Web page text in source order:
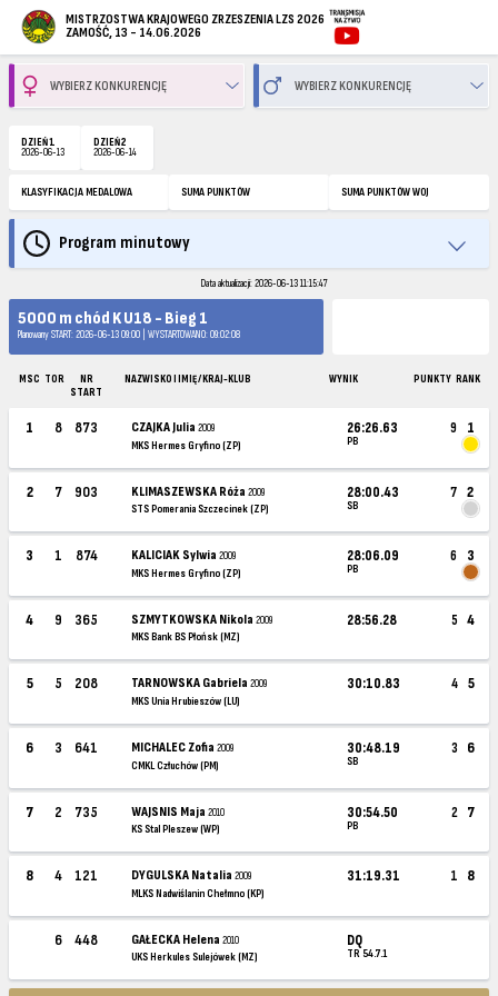
MISTRZOSTWA KRAJOWEGO ZRZESZENIA LZS 2026
ZAMOŚĆ, 13 - 14.06.2026
DZIEŃ 1
2026-06-13
DZIEŃ 2
2026-06-14
KLASYFIKACJA MEDALOWA SUMA PUNKTÓW SUMA PUNKTÓW WOJ
Program minutowy
Data aktualizacji: 2026-06-13 11:15:47
5000 m chód K U18 - Bieg 1
Planowany START: 2026-06-13 09:00 | WYSTARTOWANO: 09:02:08
MSC TOR
NR
START
NAZWISKO I IMIĘ / KRAJ-KLUB WYNIK PUNKTY RANK
1 8 873 CZAJKA Julia2009
MKS Hermes Gryfino (ZP)
26:26.63
PB
9 1
2 7 903 KLIMASZEWSKA Róża2009
STS Pomerania Szczecinek (ZP)
28:00.43
SB
7 2
3 1 874 KALICIAK Sylwia2009
MKS Hermes Gryfino (ZP)
28:06.09
PB
6 3
4 9 365 SZMYTKOWSKA Nikola2009
MKS Bank BS Płońsk (MZ)
28:56.28 5 4
5 5 208 TARNOWSKA Gabriela2009
MKS Unia Hrubieszów (LU)
30:10.83 4 5
6 3 641 MICHALEC Zofia2009
CMKL Człuchów (PM)
30:48.19
SB
3 6
7 2 735 WAJSNIS Maja2010
KS Stal Pleszew (WP)
30:54.50
PB
2 7
8 4 121 DYGULSKA Natalia2009
MLKS Nadwiślanin Chełmno (KP)
31:19.31 1 8
6 448 GAŁECKA Helena2010
UKS Herkules Sulejówek (MZ)
DQ
TR 54.7.1